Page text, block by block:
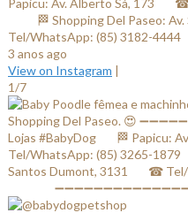
Papicu: Av. Alberto Sá, 173⠀⠀
⠀⠀⠀ 🏁 Shopping Del Paseo:
Tel/WhatsApp: (85) 3182-
3 anos ago
View on Instagram |
1/7